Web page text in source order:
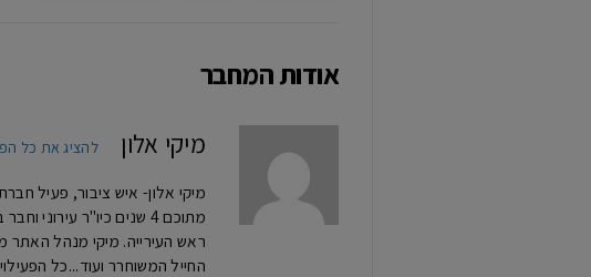
אודות המחבר
מיקי אלון להציג את כל
מתוכם 4 שנים כיו"ר
החייל המשוחרר ועוד...כל